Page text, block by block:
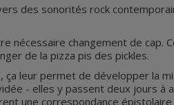
des sonorités rock
nécessaire changement de cap.
de la pizza pis des pickles.
leur permet de développer la
- elles y passent deux jours à
une correspondance